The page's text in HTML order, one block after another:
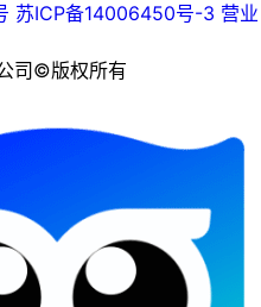
苏ICP备14006450号-3 营业
司©版权所有